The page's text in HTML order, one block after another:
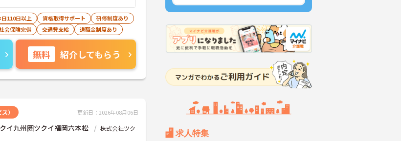
求人特集
110日以上 資格取得サポート
研修制度あり
会保険完備 交通費支給 退職金制度あり
無料 紹介してもらう
） 更新日：2026年08月06日
イ九州圏ツクイ福岡六本松
株式会社ツク